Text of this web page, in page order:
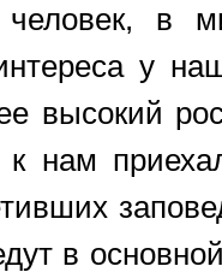
в
у
высокий
нам
в